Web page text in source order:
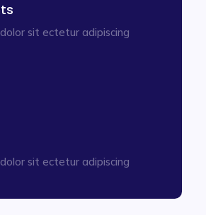
sit ectetur adipiscing
sit ectetur adipiscing